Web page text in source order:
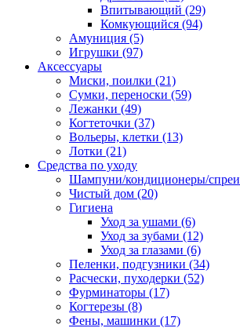
Впитывающий (29)
Комкующийся (94)
Амуниция (5)
Игрушки (97)
Аксессуары
Миски, поилки (21)
Сумки, переноски (59)
Лежанки (49)
Когтеточки (37)
Вольеры, клетки (13)
Лотки (21)
Средства по уходу
Шампуни/кондиционеры/спреи
Чистый дом (20)
Гигиена
Уход за ушами (6)
Уход за зубами (12)
Уход за глазами (6)
Пеленки, подгузники (34)
Расчески, пуходерки (52)
Фурминаторы (17)
Когтерезы (8)
Фены, машинки (17)